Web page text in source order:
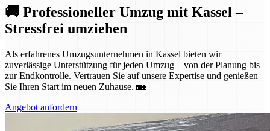
🚚 Professioneller Umzug mit Kassel –
Stressfrei umziehen
Als erfahrenes Umzugsunternehmen in Kassel bieten wir
zuverlässige Unterstützung für jeden Umzug – von der Planung bis
zur Endkontrolle. Vertrauen Sie auf unsere Expertise und genießen
Sie Ihren Start im neuen Zuhause. 🏡
Angebot anfordern